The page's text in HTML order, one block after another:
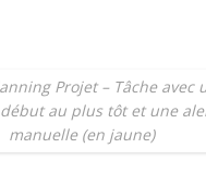
Projet – Tâche avec
au plus tôt et une
manuelle (en jaune)